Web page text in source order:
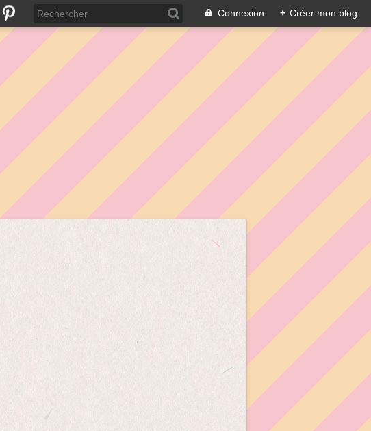
Connexion + Créer mon blog